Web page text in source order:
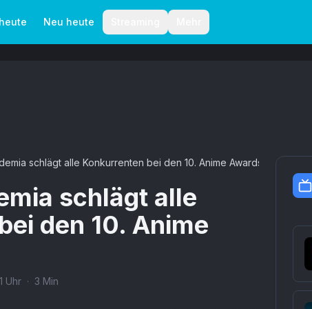
Neu heute
schlägt alle Konkurrenten bei den 10. Anime Awards
schlägt alle
den 10. Anime
Uhr · 3 Min
RichtlinienAutoren